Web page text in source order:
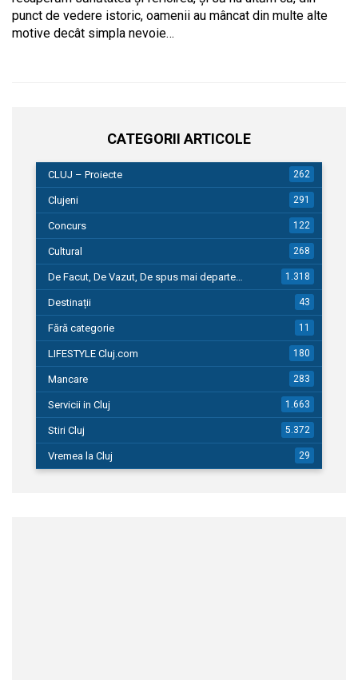
punct de vedere istoric, oamenii au mâncat din multe alte
motive decât simpla nevoie…
CATEGORII ARTICOLE
CLUJ – Proiecte 262
Clujeni 291
Concurs 122
Cultural 268
De Facut, De Vazut, De spus mai departe… 1.318
Destinații 43
Fără categorie 11
LIFESTYLE Cluj.com 180
Mancare 283
Servicii in Cluj 1.663
Stiri Cluj 5.372
Vremea la Cluj 29